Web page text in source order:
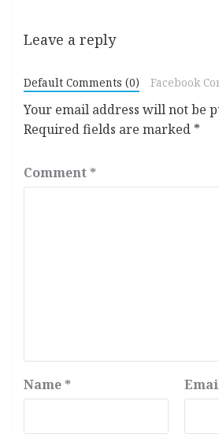
Leave a reply
Default Comments (0) Facebook
Your email address will not be
Required fields are marked *
Comment *
Name *